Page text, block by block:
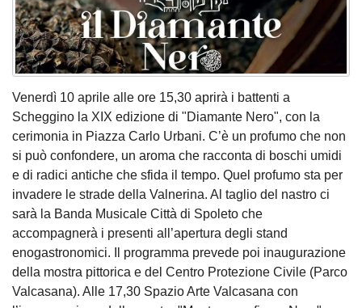
Venerdì 10 aprile alle ore 15,30 aprirà i battenti a
Scheggino la XIX edizione di "Diamante Nero", con la
cerimonia in Piazza Carlo Urbani. C’è un profumo che non
si può confondere, un aroma che racconta di boschi umidi
e di radici antiche che sfida il tempo. Quel profumo sta per
invadere le strade della Valnerina. Al taglio del nastro ci
sarà la Banda Musicale Città di Spoleto che
accompagnerà i presenti all’apertura degli stand
enogastronomici. Il programma prevede poi inaugurazione
della mostra pittorica e del Centro Protezione Civile (Parco
Valcasana). Alle 17,30 Spazio Arte Valcasana con